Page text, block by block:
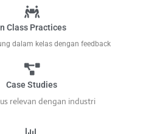
Class Practices
dalam kelas dengan feedback
Case Studies
relevan dengan industri